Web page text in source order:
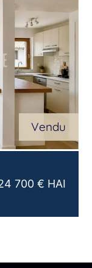
Vendu
700 € HAI